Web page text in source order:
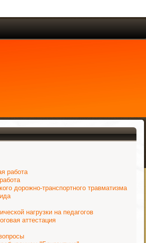
работа
дорожно-транспортного травматизма
нагрузки на педагогов
аттестация